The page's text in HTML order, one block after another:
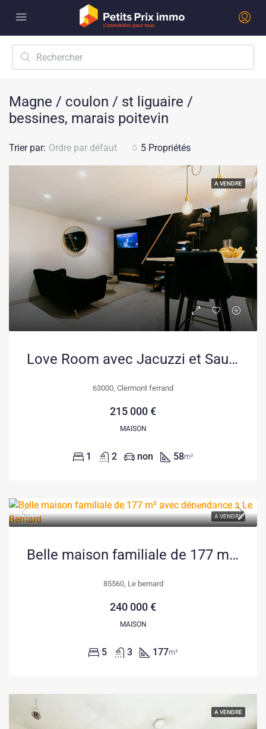
Magne / coulon / st liguaire /
bessines, marais poitevin
5 Propriétés
Trier par: Ordre par défaut
A VENDRE
Love Room avec Jacuzzi et Sauna à Gerzat – Investissement ou Résidence Atypique
63000, Clermont ferrand
215 000 €
MAISON
1 2 non 58m²
A VENDRE
Belle maison familiale de 177 m² avec dépendance à Le Bernard
85560, Le bernard
240 000 €
MAISON
5 3 177m²
A VENDRE